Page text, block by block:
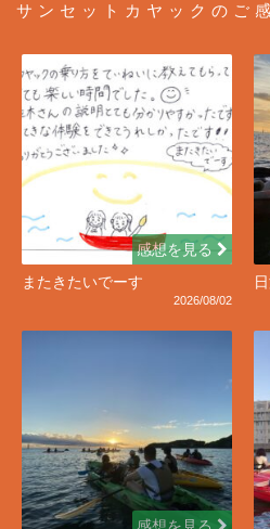
サンセットカヤックのご
感想を見る
またきたいでーす
2026/08/02